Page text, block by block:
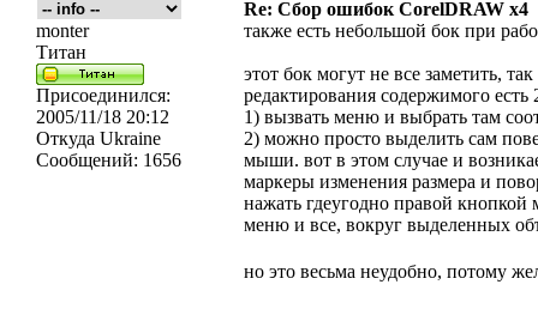
Re: Сбор ошибок CorelDRAW x4
monter
Титан
Присоединился:
2005/11/18 20:12
Откуда Ukraine
Сообщений: 1656
также есть небольшой бок при
этот бок могут не все заметить,
редактирования содержимого есть
1) вызвать меню и выбрать там
2) можно просто выделить сам
мыши. вот в этом случае и
маркеры изменения размера и
нажать гдеугодно правой
меню и все, вокруг выделенных
но это весьма неудобно, потому